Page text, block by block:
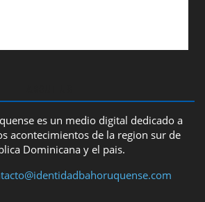
es un medio digital dedicado a
acontecimientos de la region sur de
Dominicana y el pais.